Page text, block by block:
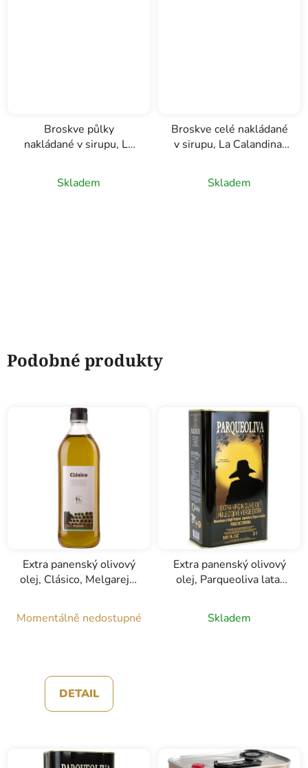
Broskve půlky
nakládané v sirupu, La
Skladem
Broskve celé nakládané
v sirupu, La Calandina,
Skladem
Podobné produkty
Extra panenský olivový
olej, Clásico, Melgarejo,
Momentálně nedostupné
DETAIL
Extra panenský olivový
olej, Parqueoliva lata,
Subbetica, 3l
Skladem